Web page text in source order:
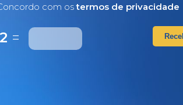
com ostermos de privacidade
=